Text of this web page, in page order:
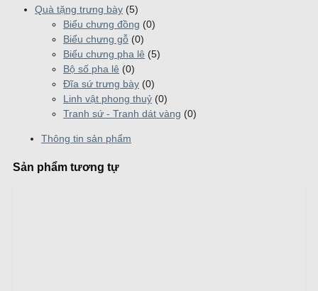
Quà tặng trưng bày (5)
Biểu chưng đồng (0)
Biểu chưng gỗ (0)
Biểu chưng pha lê (5)
Bộ số pha lê (0)
Đĩa sứ trưng bày (0)
Linh vật phong thuỷ (0)
Tranh sứ - Tranh dát vàng (0)
Thông tin sản phẩm
Sản phẩm tương tự